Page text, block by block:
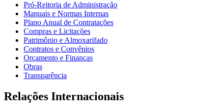
Pró-Reitoria de Administração
Manuais e Normas Internas
Plano Anual de Contratações
Compras e Licitações
Patrimônio e Almoxarifado
Contratos e Convênios
Orçamento e Finanças
Obras
Transparência
Relações Internacionais